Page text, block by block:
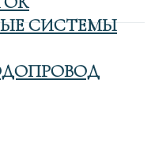
СИСТЕМЫ